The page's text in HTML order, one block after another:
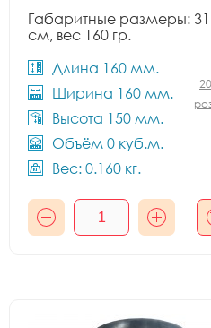
Габаритные размеры: 31
см, вес 160 гр.
Длина 160 мм.
Ширина 160 мм.
Высота 150 мм.
Объём 0 куб.м.
Вес: 0.160 кг.